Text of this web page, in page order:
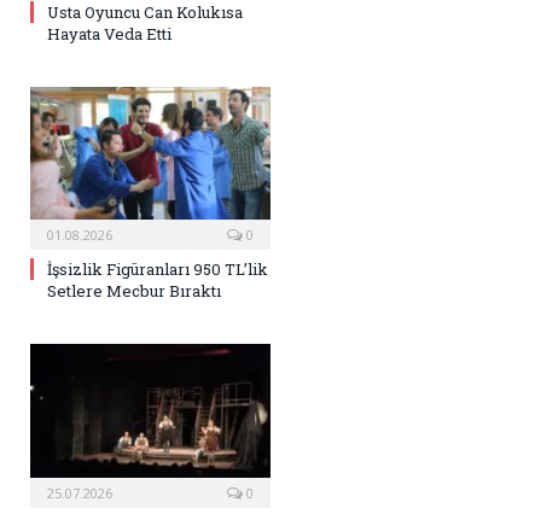
Usta Oyuncu Can Kolukısa
Hayata Veda Etti
01.08.2026 0
İşsizlik Figüranları 950 TL’lik
Setlere Mecbur Bıraktı
25.07.2026 0